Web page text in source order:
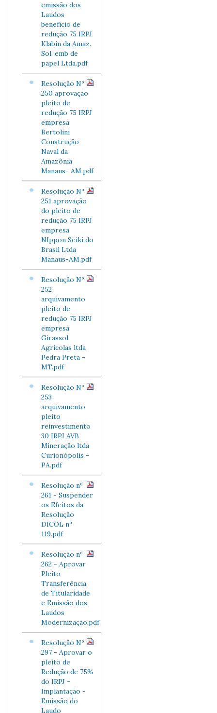
emissão dos
Laudos
benefício de
redução 75 IRPJ
Klabin da Amaz.
Sol. emb de
papel Ltda.pdf
Resolução Nº
250 aprovação
pleito de
redução 75 IRPJ
empresa
Bertolini
Construção
Naval da
Amazônia
Manaus- AM.pdf
Resolução Nº
251 aprovação
do pleito de
redução 75 IRPJ
empresa
NIppon Seiki do
Brasil Ltda
Manaus-AM.pdf
Resolução Nº
252
arquivamento
pleito de
redução 75 IRPJ
empresa
Girassol
Agrícolas ltda
Pedra Preta -
MT.pdf
Resolução Nº
253
arquivamento
pleito
reinvestimento
30 IRPJ AVB
Mineração ltda
Curionópolis -
PA.pdf
Resolução nº
261 - Suspender
os Efeitos da
Resolução
DICOL nº
119.pdf
Resolução nº
262 - Aprovar
Pleito
Transferência
de Titularidade
e Emissão dos
Laudos
Modernização.pdf
Resolução Nº
297 - Aprovar o
pleito de
Redução de 75%
do IRPJ -
Implantação -
Emissão do
Laudo